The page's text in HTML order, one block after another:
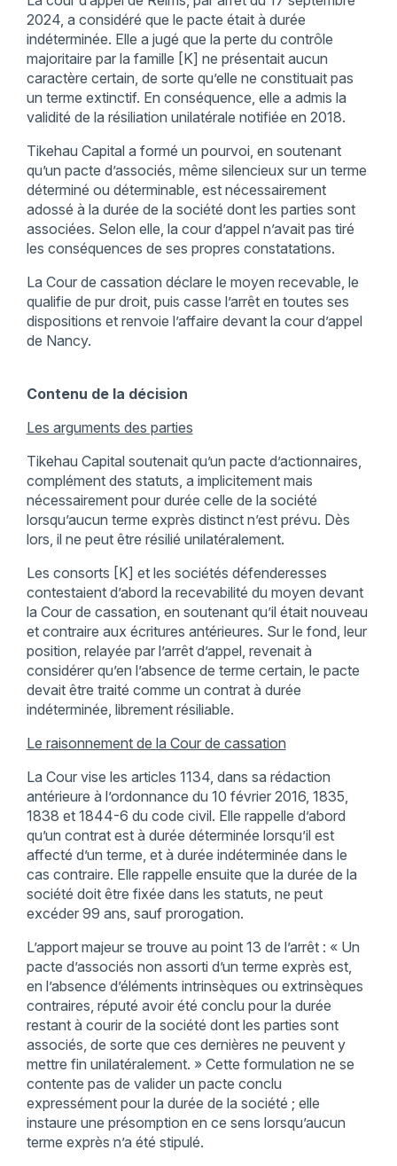
2024, a considéré que le pacte était à durée
indéterminée. Elle a jugé que la perte du contrôle
majoritaire par la famille [K] ne présentait aucun
caractère certain, de sorte qu’elle ne constituait pas
un terme extinctif. En conséquence, elle a admis la
validité de la résiliation unilatérale notifiée en 2018.
Tikehau Capital a formé un pourvoi, en soutenant
qu’un pacte d’associés, même silencieux sur un terme
déterminé ou déterminable, est nécessairement
adossé à la durée de la société dont les parties sont
associées. Selon elle, la cour d’appel n’avait pas tiré
les conséquences de ses propres constatations.
La Cour de cassation déclare le moyen recevable, le
qualifie de pur droit, puis casse l’arrêt en toutes ses
dispositions et renvoie l’affaire devant la cour d’appel
de Nancy.
Contenu de la décision
Les arguments des parties
Tikehau Capital soutenait qu’un pacte d’actionnaires,
complément des statuts, a implicitement mais
nécessairement pour durée celle de la société
lorsqu’aucun terme exprès distinct n’est prévu. Dès
lors, il ne peut être résilié unilatéralement.
Les consorts [K] et les sociétés défenderesses
contestaient d’abord la recevabilité du moyen devant
la Cour de cassation, en soutenant qu’il était nouveau
et contraire aux écritures antérieures. Sur le fond, leur
position, relayée par l’arrêt d’appel, revenait à
considérer qu’en l’absence de terme certain, le pacte
devait être traité comme un contrat à durée
indéterminée, librement résiliable.
Le raisonnement de la Cour de cassation
La Cour vise les articles 1134, dans sa rédaction
antérieure à l’ordonnance du 10 février 2016, 1835,
1838 et 1844-6 du code civil. Elle rappelle d’abord
qu’un contrat est à durée déterminée lorsqu’il est
affecté d’un terme, et à durée indéterminée dans le
cas contraire. Elle rappelle ensuite que la durée de la
société doit être fixée dans les statuts, ne peut
excéder 99 ans, sauf prorogation.
L’apport majeur se trouve au point 13 de l’arrêt : « Un
pacte d’associés non assorti d’un terme exprès est,
en l’absence d’éléments intrinsèques ou extrinsèques
contraires, réputé avoir été conclu pour la durée
restant à courir de la société dont les parties sont
associés, de sorte que ces dernières ne peuvent y
mettre fin unilatéralement. » Cette formulation ne se
contente pas de valider un pacte conclu
expressément pour la durée de la société ; elle
instaure une présomption en ce sens lorsqu’aucun
terme exprès n’a été stipulé.